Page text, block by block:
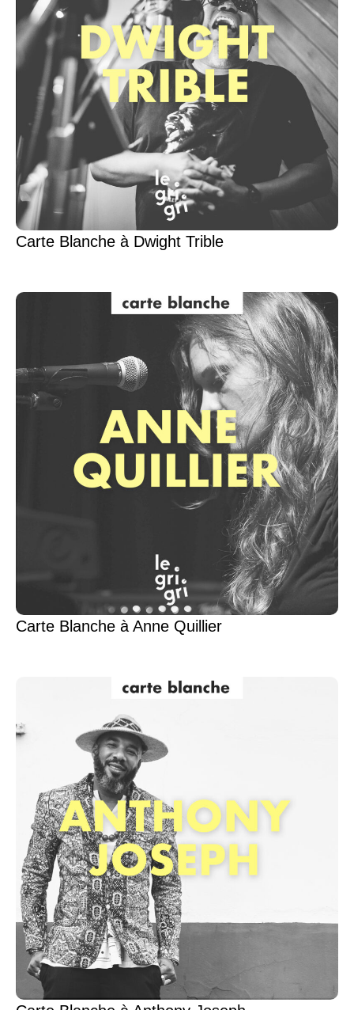
Carte Blanche à Dwight Trible
Carte Blanche à Anne Quillier